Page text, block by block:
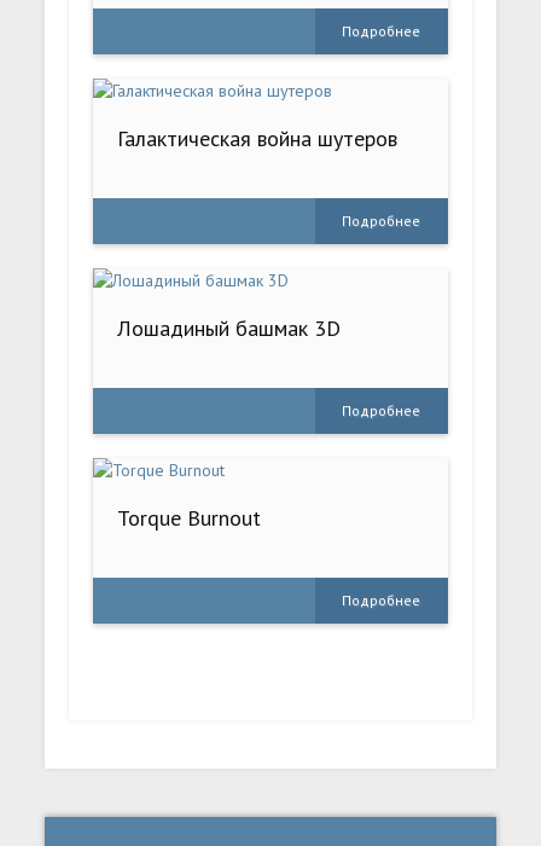
Подробнее
Галактическая война шутеров
Подробнее
Лошадиный башмак 3D
Подробнее
Torque Burnout
Подробнее